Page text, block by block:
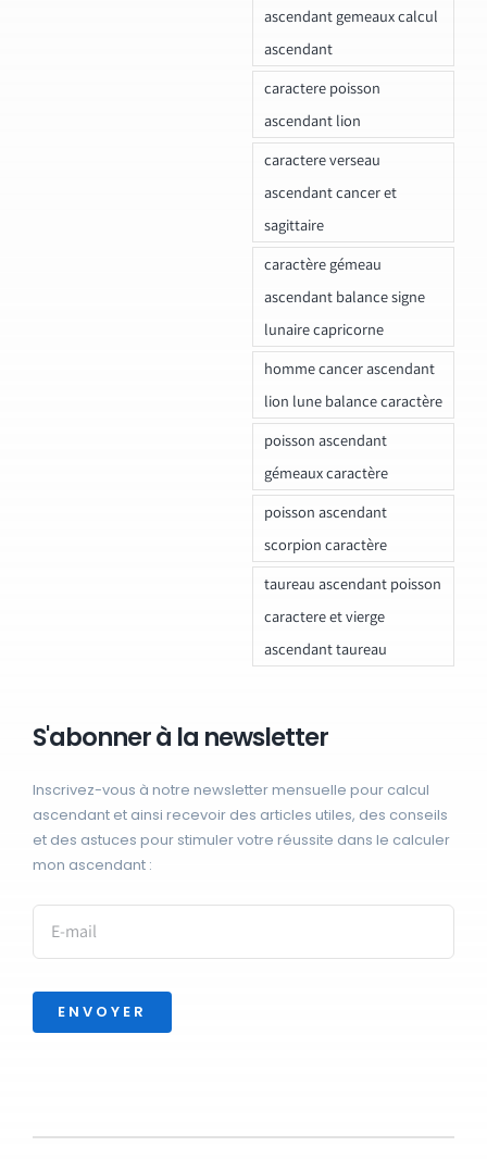
ascendant gemeaux calcul
ascendant
caractere poisson
ascendant lion
caractere verseau
ascendant cancer et
sagittaire
caractère gémeau
ascendant balance signe
lunaire capricorne
homme cancer ascendant
lion lune balance caractère
poisson ascendant
gémeaux caractère
poisson ascendant
scorpion caractère
taureau ascendant poisson
caractere et vierge
ascendant taureau
S'abonner à la newsletter
Inscrivez-vous à notre newsletter mensuelle pour calcul
ascendant et ainsi recevoir des articles utiles, des conseils
et des astuces pour stimuler votre réussite dans le calculer
mon ascendant :
ENVOYER